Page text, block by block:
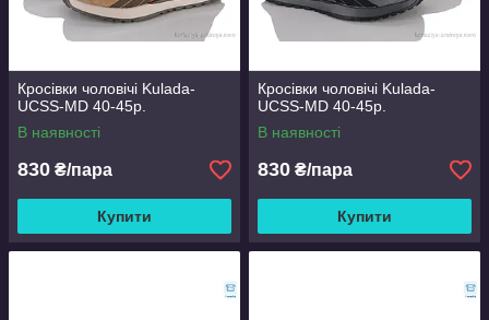
Кросівки чоловічі Kulada-
UCSS-MD 40-45р.
В наявності
830 ₴/пара
Купити
Кросівки чоловічі Kulada-
UCSS-MD 40-45р.
В наявності
830 ₴/пара
Купити